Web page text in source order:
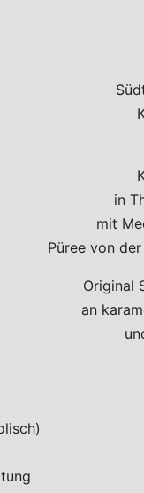
in
mit
Püree von
Original
an